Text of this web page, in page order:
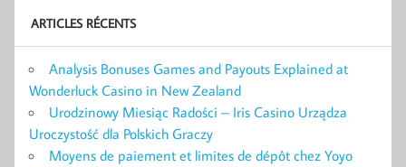
ARTICLES RÉCENTS
Analysis Bonuses Games and Payouts Explained at
Wonderluck Casino in New Zealand
Urodzinowy Miesiąc Radości – Iris Casino Urządza
Uroczystość dla Polskich Graczy
Moyens de paiement et limites de dépôt chez Yoyo